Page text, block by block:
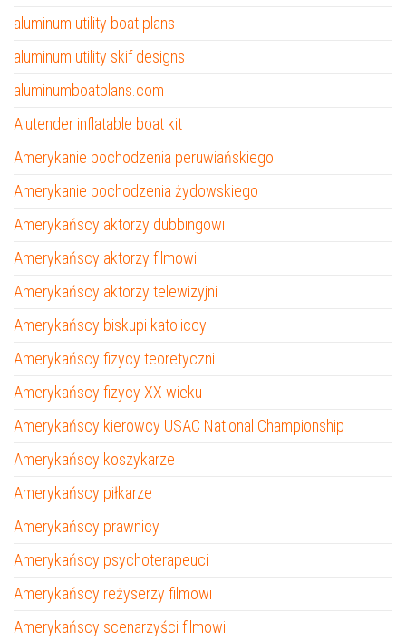
aluminum utility boat plans
aluminum utility skif designs
aluminumboatplans.com
Alutender inflatable boat kit
Amerykanie pochodzenia peruwiańskiego
Amerykanie pochodzenia żydowskiego
Amerykańscy aktorzy dubbingowi
Amerykańscy aktorzy filmowi
Amerykańscy aktorzy telewizyjni
Amerykańscy biskupi katoliccy
Amerykańscy fizycy teoretyczni
Amerykańscy fizycy XX wieku
Amerykańscy kierowcy USAC National Championship
Amerykańscy koszykarze
Amerykańscy piłkarze
Amerykańscy prawnicy
Amerykańscy psychoterapeuci
Amerykańscy reżyserzy filmowi
Amerykańscy scenarzyści filmowi